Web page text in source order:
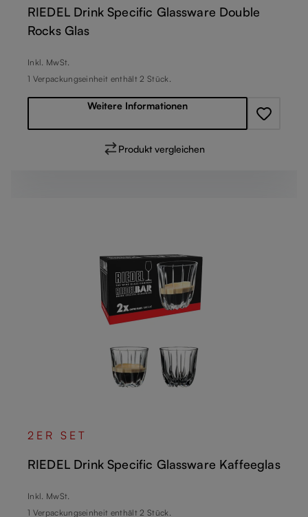
RIEDEL Drink Specific Glassware Double
Rocks Glas
Regulärer Preis:
Inkl. MwSt.
1 Verpackungseinheit enthält 2 Stück.
Weitere Informationen
Produkt vergleichen
2ER SET
RIEDEL Drink Specific Glassware Kaffeeglas
Regulärer Preis:
Inkl. MwSt.
1 Verpackungseinheit enthält 2 Stück.